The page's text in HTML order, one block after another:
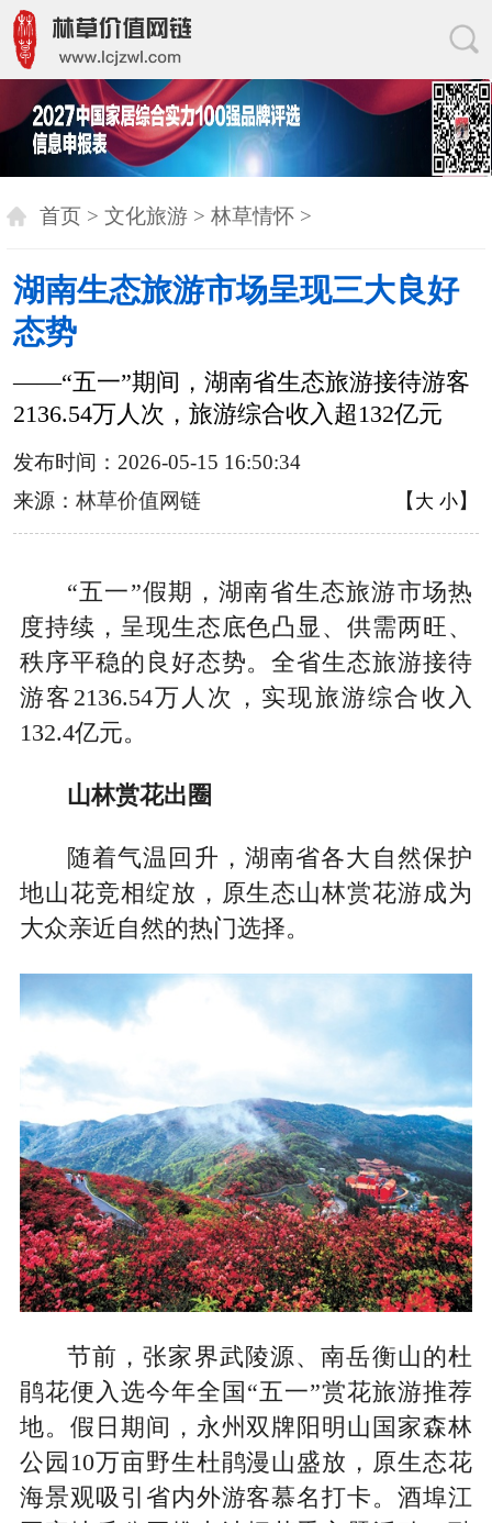
首页 > 文化旅游> 林草情怀>
湖南生态旅游市场呈现三大良好
态势
——“五一”期间，湖南省生态旅游接待游客
2136.54万人次，旅游综合收入超132亿元
发布时间：2026-05-15 16:50:34
来源： 林草价值网链 【 大 小】
“五一”假期，湖南省生态旅游市场热
度持续，呈现生态底色凸显、供需两旺、
秩序平稳的良好态势。全省生态旅游接待
游客2136.54万人次，实现旅游综合收入
132.4亿元。
山林赏花出圈
随着气温回升，湖南省各大自然保护
地山花竞相绽放，原生态山林赏花游成为
大众亲近自然的热门选择。
节前，张家界武陵源、南岳衡山的杜
鹃花便入选今年全国“五一”赏花旅游推荐
地。假日期间，永州双牌阳明山国家森林
公园10万亩野生杜鹃漫山盛放，原生态花
海景观吸引省内外游客慕名打卡。酒埠江